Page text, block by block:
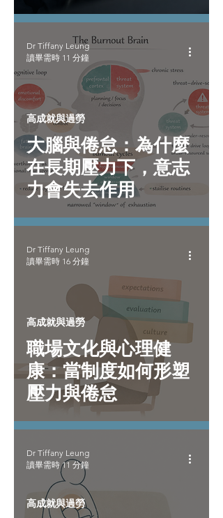
大腦與倦怠：為什麼
在長期壓力下，意志
力會失去作用
高成就與過勞
Dr Tiffany Leung
讀畢需時 11 分鐘
職場文化與心理健
康：當制度如何形塑
壓力與倦怠
高成就與過勞
Dr Tiffany Leung
讀畢需時 16 分鐘
高成就與過勞
Dr Tiffany Leung
讀畢需時 11 分鐘